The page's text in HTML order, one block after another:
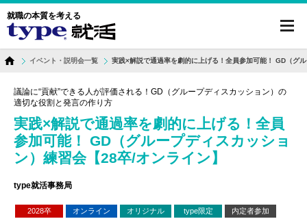
就職の本質を考える
イベント・説明会一覧 実践×解説で通過率を劇的に上げる！全員参加可能！ GD（グ
議論に“貢献”できる人が評価される！GD（グループディスカッション）の
適切な役割と発言の作り方
実践×解説で通過率を劇的に上げる！全員
参加可能！ GD（グループディスカッショ
ン）練習会【28卒/オンライン】
type就活事務局
2028卒 オンライン オリジナル type限定
内定者参加